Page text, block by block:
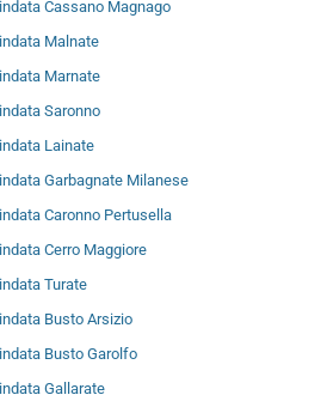
Cassano Magnago
Malnate
Marnate
Saronno
Lainate
Garbagnate Milanese
Caronno Pertusella
Cerro Maggiore
Turate
Busto Arsizio
Busto Garolfo
Gallarate